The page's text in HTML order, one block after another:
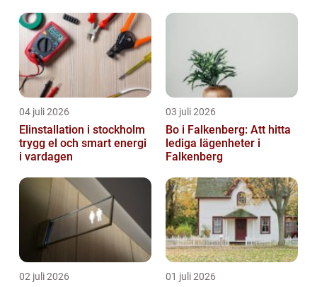
04 juli 2026
Elinstallation i stockholm
trygg el och smart energi
i vardagen
03 juli 2026
Bo i Falkenberg: Att hitta
lediga lägenheter i
Falkenberg
02 juli 2026 01 juli 2026